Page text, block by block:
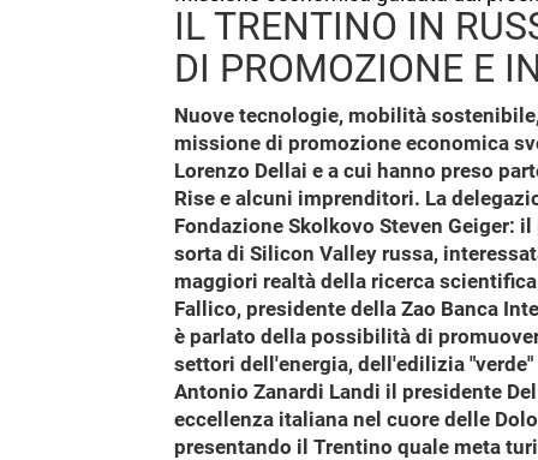
IL TRENTINO IN
DI PROMOZIONE E
Nuove tecnologie, mobilità
missione di promozione economica
Lorenzo Dellai e a cui hanno preso
Rise e alcuni imprenditori. La
Fondazione Skolkovo Steven Geiger:
sorta di Silicon Valley russa,
maggiori realtà della ricerca
Fallico, presidente della Zao Banca
è parlato della possibilità di
settori dell'energia, dell'edilizia
Antonio Zanardi Landi il presidente
eccellenza italiana nel cuore delle
presentando il Trentino quale meta